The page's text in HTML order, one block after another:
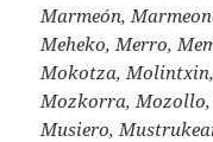
Marmeón,
Meheko, Merro,
Mokotza,
Mozkorra,
Musiero,